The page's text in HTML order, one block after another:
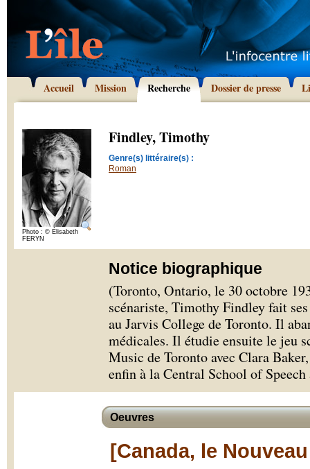
Accueil Mission Recherche Dossier de presse
Photo : © Élisabeth
FERYN
Findley, Timothy
Genre(s) littéraire(s) :
Roman
Notice biographique
(Toronto, Ontario, le 30 octobre
scénariste, Timothy Findley fait
au Jarvis College de Toronto. Il
médicales. Il étudie ensuite le jeu
Music de Toronto avec Clara
enfin à la Central School of
Oeuvres
[Canada, le